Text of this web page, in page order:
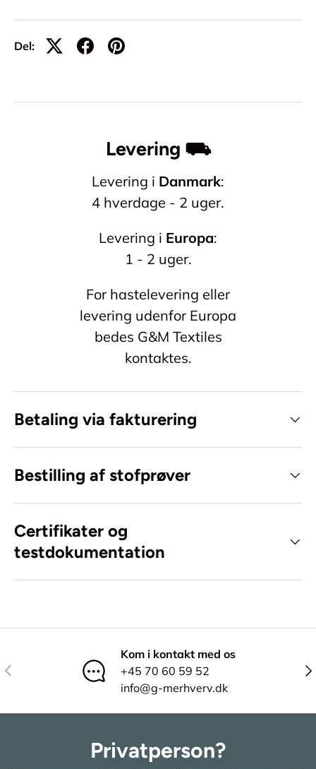
Del:
Levering ⛟
Levering i Danmark:
4 hverdage - 2 uger.
Levering i Europa:
1 - 2 uger.
For hastelevering eller
levering udenfor Europa
bedes G&M Textiles
kontaktes.
Betaling via fakturering
Bestilling af stofprøver
Certifikater og
testdokumentation
Tidligere
Kom i kontakt med os
+45 70 60 59 52
info@g-merhverv.dk
Privatperson?